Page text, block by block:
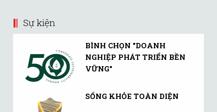
Sự kiện
BÌNH CHỌN "DOANH
NGHIỆP PHÁT TRIỂN BỀN
VỮNG"
SỐNG KHỎE TOÀN DIỆN